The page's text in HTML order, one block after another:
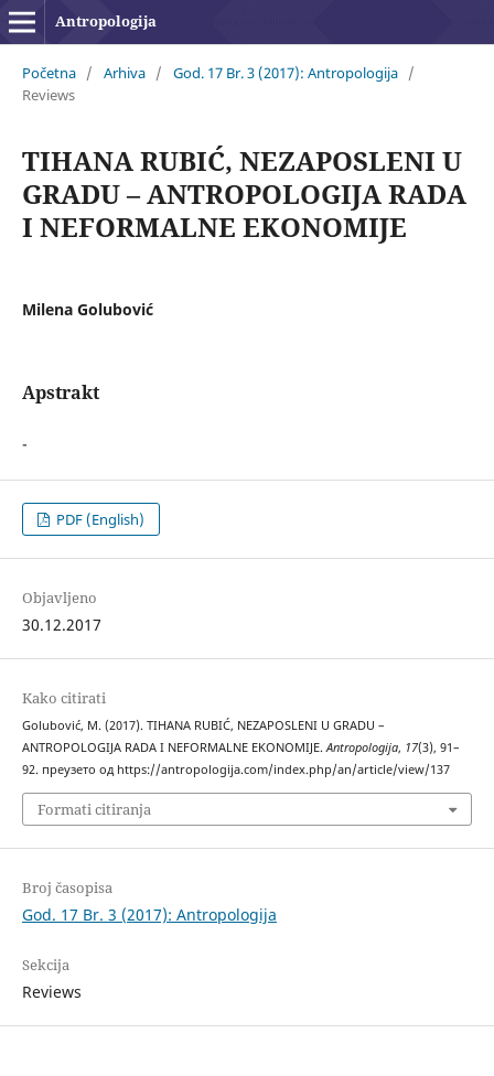
Antropologija
Početna / Arhiva / God. 17 Br. 3 (2017): Antropologija /
Reviews
TIHANA RUBIĆ, NEZAPOSLENI U
GRADU – ANTROPOLOGIJA RADA
I NEFORMALNE EKONOMIJE
Milena Golubović
Apstrakt
-
PDF (English)
Objavljeno
30.12.2017
Kako citirati
Golubović, M. (2017). TIHANA RUBIĆ, NEZAPOSLENI U GRADU –
ANTROPOLOGIJA RADA I NEFORMALNE EKONOMIJE.Antropologija, 17(3), 91–
92. преузето од https://antropologija.com/index.php/an/article/view/137
Formati citiranja
Broj časopisa
God. 17 Br. 3 (2017): Antropologija
Sekcija
Reviews